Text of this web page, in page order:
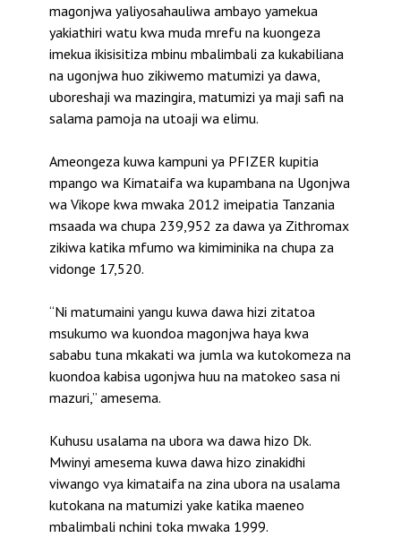
magonjwa yaliyosahauliwa ambayo yamekua
yakiathiri watu kwa muda mrefu na kuongeza
imekua ikisisitiza mbinu mbalimbali za kukabiliana
na ugonjwa huo zikiwemo matumizi ya dawa,
uboreshaji wa mazingira, matumizi ya maji safi na
salama pamoja na utoaji wa elimu.
Ameongeza kuwa kampuni ya PFIZER kupitia
mpango wa Kimataifa wa kupambana na Ugonjwa
wa Vikope kwa mwaka 2012 imeipatia Tanzania
msaada wa chupa 239,952 za dawa ya Zithromax
zikiwa katika mfumo wa kimiminika na chupa za
vidonge 17,520.
“Ni matumaini yangu kuwa dawa hizi zitatoa
msukumo wa kuondoa magonjwa haya kwa
sababu tuna mkakati wa jumla wa kutokomeza na
kuondoa kabisa ugonjwa huu na matokeo sasa ni
mazuri,” amesema.
Kuhusu usalama na ubora wa dawa hizo Dk.
Mwinyi amesema kuwa dawa hizo zinakidhi
viwango vya kimataifa na zina ubora na usalama
kutokana na matumizi yake katika maeneo
mbalimbali nchini toka mwaka 1999.